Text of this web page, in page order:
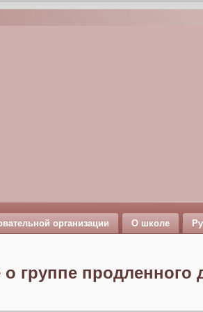
организации О школе
группе продленного